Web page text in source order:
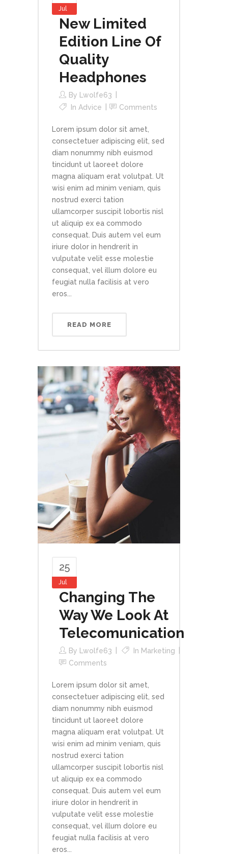
Jul
New Limited
Edition Line Of
Quality
Headphones
By
Lwolfe63
In Advice Comments
Lorem ipsum dolor sit amet,
consectetuer adipiscing elit, sed
diam nonummy nibh euismod
tincidunt ut laoreet dolore
magna aliquam erat volutpat. Ut
wisi enim ad minim veniam, quis
nostrud exerci tation
ullamcorper suscipit lobortis nisl
ut aliquip ex ea commodo
consequat. Duis autem vel eum
iriure dolor in hendrerit in
vulputate velit esse molestie
consequat, vel illum dolore eu
feugiat nulla facilisis at vero
eros...
READ MORE
25
Jul
Changing The
Way We Look At
Telecomunication
By Lwolfe63 In Marketing
Comments
Lorem ipsum dolor sit amet,
consectetuer adipiscing elit, sed
diam nonummy nibh euismod
tincidunt ut laoreet dolore
magna aliquam erat volutpat. Ut
wisi enim ad minim veniam, quis
nostrud exerci tation
ullamcorper suscipit lobortis nisl
ut aliquip ex ea commodo
consequat. Duis autem vel eum
iriure dolor in hendrerit in
vulputate velit esse molestie
consequat, vel illum dolore eu
feugiat nulla facilisis at vero
eros...